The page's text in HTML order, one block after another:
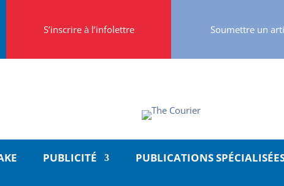
S’inscrire à l’infolettre Soumettre un
PUBLICITÉ PUBLICATIONS